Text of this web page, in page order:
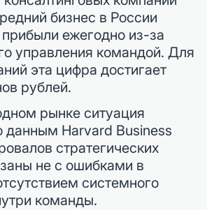
бизнес в России
прибыли ежегодно из-за
управления командой. Для
эта цифра достигает
рублей.
рынке ситуация
данным Harvard Business
стратегических
не с ошибками в
системного
команды.